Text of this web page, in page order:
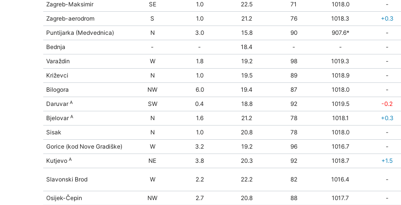
Zagreb-Maksimir
SE 1.0 22.5 71 1018.0 -
Zagreb-aerodrom
S 1.0 21.2 76 1018.3 +0.3
Puntijarka (Medvednica)
N 3.0 15.8 90 907.6* -
Bednja
- - 18.4 - - -
Varaždin
W 1.8 19.2 98 1019.3 -
Križevci
N 1.0 19.5 89 1018.9 -
Bilogora
NW 6.0 19.4 87 1018.0 -
DaruvarA SW 0.4 18.8 92 1019.5 -0.2
BjelovarA N 1.6 21.2 78 1018.1 +0.3
Sisak
N 1.0 20.8 78 1018.0 -
Gorice (kod Nove Gradiške)
W 3.2 19.2 96 1016.7 -
Kutjevo A NE 3.8 20.3 92 1018.7 +1.5
Slavonski Brod W 2.2 22.2 82 1016.4 -
Osijek-Čepin
NW 2.7 20.8 88 1017.7 -